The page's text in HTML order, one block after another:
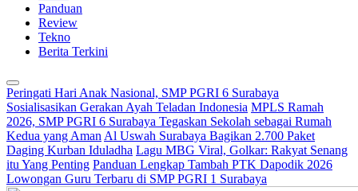
Panduan
Review
Tekno
Berita Terkini
Peringati Hari Anak Nasional, SMP PGRI 6 Surabaya
Sosialisasikan Gerakan Ayah Teladan Indonesia MPLS Ramah
2026, SMP PGRI 6 Surabaya Tegaskan Sekolah sebagai Rumah
Kedua yang Aman Al Uswah Surabaya Bagikan 2.700 Paket
Daging Kurban Iduladha Lagu MBG Viral, Golkar: Rakyat Senang
itu Yang Penting Panduan Lengkap Tambah PTK Dapodik 2026
Lowongan Guru Terbaru di SMP PGRI 1 Surabaya